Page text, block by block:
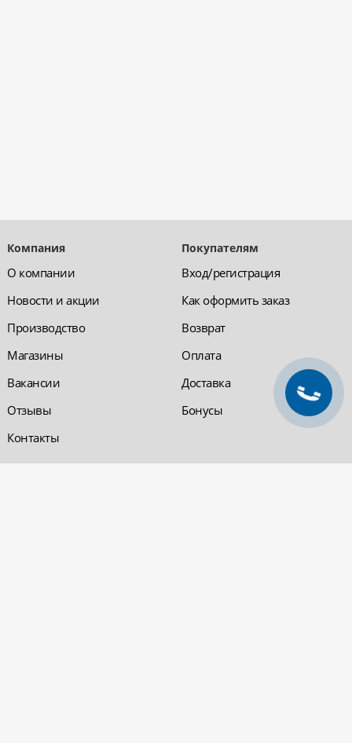
Компания
О компании
Новости и акции
Производство
Магазины
Вакансии
Отзывы
Контакты
Покупателям
Вход/регистрация
Как оформить заказ
Возврат
Оплата
Доставка
Бонусы
Обратная связь Компания «220 ВСЯ